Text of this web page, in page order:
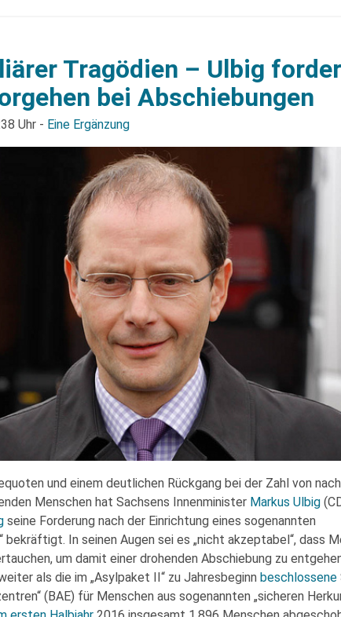
Tragödien – Ulbig
bei Abschiebungen
Uhr - Eine Ergänzung
und einem deutlichen Rückgang bei der Zahl von
Menschen hat Sachsens Innenminister Markus Ulbig
seine Forderung nach der Einrichtung eines sogenannten
bekräftigt. In seinen Augen sei es „nicht akzeptabel“, dass
um damit einer drohenden Abschiebung zu
als die im „Asylpaket II“ zu Jahresbeginn beschlossene
(BAE) für Menschen aus sogenannten „sicheren